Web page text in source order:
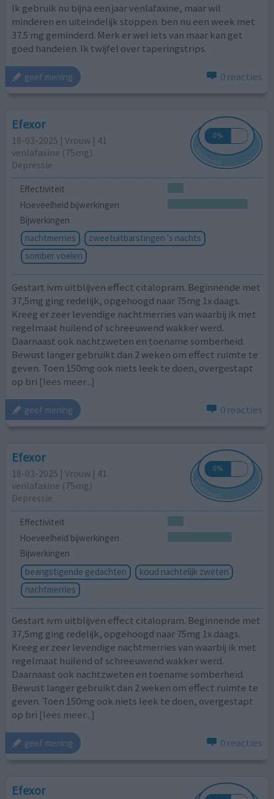
Ik gebruik nu bijna een jaar venlafaxine, maar wil
minderen en uiteindelijk stoppen. ben nu een week met
37.5 mg geminderd. Merk er wel iets van maar kan get
goed handelen. Ik twijfel over taperingstrips.
geef mening 0 reacties
Efexor
18-03-2025 | Vrouw | 41
venlafaxine (75mg)
Depressie
Effectiviteit
Hoeveelheid bijwerkingen
Bijwerkingen
nachtmerries
zweetuitbarstingen 's nachts
somber voelen
Gestart ivm uitblijven effect citalopram. Beginnende met
37,5mg ging redelijk, opgehoogd naar 75mg 1x daags.
Kreeg er zeer levendige nachtmerries van waarbij ik met
regelmaat huilend of schreeuwend wakker werd.
Daarnaast ook nachtzweten en toename somberheid.
Bewust langer gebruikt dan 2 weken om effect ruimte te
geven. Toen 150mg ook niets leek te doen, overgestapt
op bri [lees meer...]
geef mening 0 reacties
Efexor
18-03-2025 | Vrouw | 41
venlafaxine (75mg)
Depressie
Effectiviteit
Hoeveelheid bijwerkingen
Bijwerkingen
beangstigende gedachten
koud nachtelijk zweten
nachtmerries
Gestart ivm uitblijven effect citalopram. Beginnende met
37,5mg ging redelijk, opgehoogd naar 75mg 1x daags.
Kreeg er zeer levendige nachtmerries van waarbij ik met
regelmaat huilend of schreeuwend wakker werd.
Daarnaast ook nachtzweten en toename somberheid.
Bewust langer gebruikt dan 2 weken om effect ruimte te
geven. Toen 150mg ook niets leek te doen, overgestapt
op bri [lees meer...]
geef mening 0 reacties
Efexor